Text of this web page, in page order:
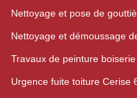
Nettoyage et pose de
Nettoyage et démoussage
Travaux de peinture
Urgence fuite toiture Cerise